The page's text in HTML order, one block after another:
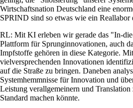
Wirtschaftsnation Deutschland eine
SPRIND sind so etwas wie ein Reallabor
RL: Mit KI erleben wir gerade das
In-
Plattform für Sprunginnovationen, auch
Impfstoffe gehören in diese Kategorie.
vielversprechenden Innovationen
auf die Straße zu bringen. Daneben
Systemhemmnisse für Innovation und
Leistung verallgemeinern und Translation
Standard machen könnte.